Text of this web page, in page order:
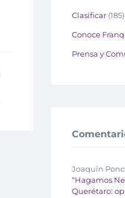
Clasificar (185)
Conoce
Prensa y
Joaquín
“Hagamos
Querétaro: